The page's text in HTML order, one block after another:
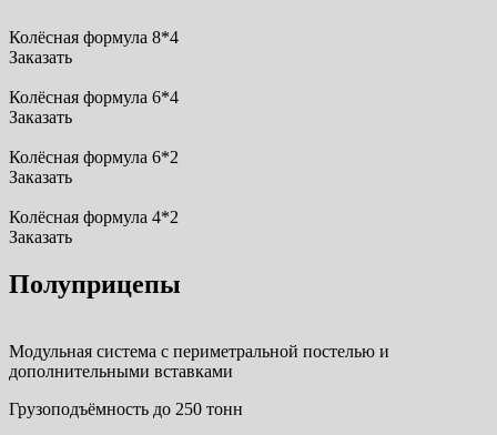
Колёсная формула 8*4
Заказать
Колёсная формула 6*4
Заказать
Колёсная формула 6*2
Заказать
Колёсная формула 4*2
Заказать
Полуприцепы
Модульная система с периметральной постелью и
дополнительными вставками
Грузоподъёмность до 250 тонн